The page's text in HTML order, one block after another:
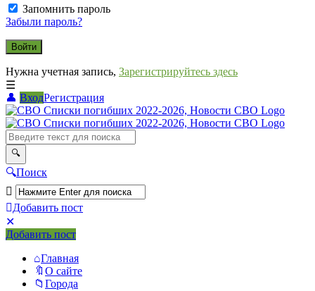
Запомнить пароль
Забыли пароль?
Нужна учетная запись, Зарегистрируйтесь здесь
ВходРегистрация
СВО
Списки
погибших
2022-
2026,
Новости
СВО
Поиск
Добавить пост
Мобильное
меню
Добавить пост
Главная
О сайте
Города